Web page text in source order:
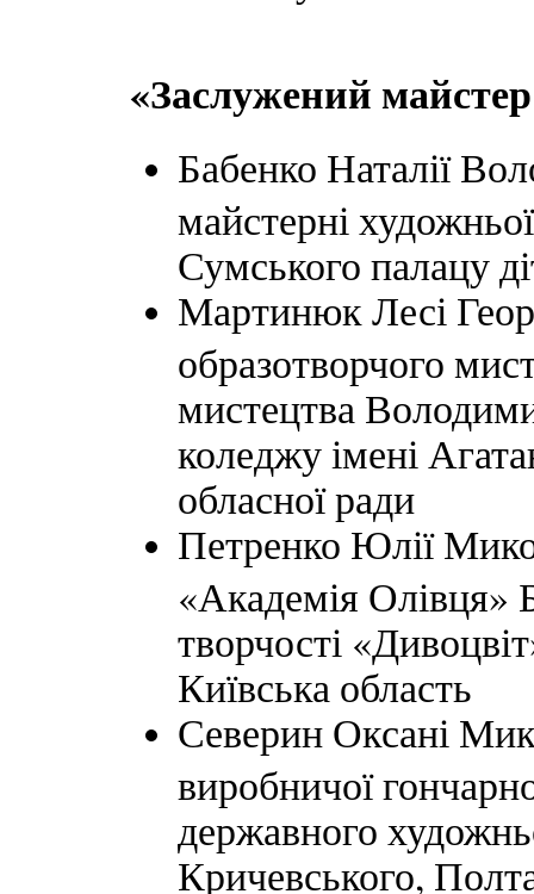
«Заслужений
Бабенко Наталії
майстерні
Сумського палацу
Мартинюк Лесі
образотворчого
мистецтва
коледжу імені
обласної ради
Петренко Юлії
«Академія Олівця»
творчості
Київська область
Северин Оксані
виробничої
державного
Кричевського,